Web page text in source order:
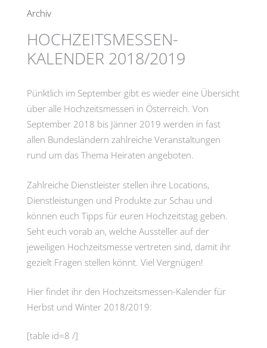
Archiv
HOCHZEITSMESSEN-
KALENDER 2018/2019
Pünktlich im September gibt es wieder eine Übersicht
über alle Hochzeitsmessen in Österreich. Von
September 2018 bis Jänner 2019 werden in fast
allen Bundesländern zahlreiche Veranstaltungen
rund um das Thema Heiraten angeboten.
Zahlreiche Dienstleister stellen ihre Locations,
Dienstleistungen und Produkte zur Schau und
können euch Tipps für euren Hochzeitstag geben.
Seht euch vorab an, welche Aussteller auf der
jeweiligen Hochzeitsmesse vertreten sind, damit ihr
gezielt Fragen stellen könnt. Viel Vergnügen!
Hier findet ihr den Hochzeitsmessen-Kalender für
Herbst und Winter 2018/2019:
[table id=8 /]